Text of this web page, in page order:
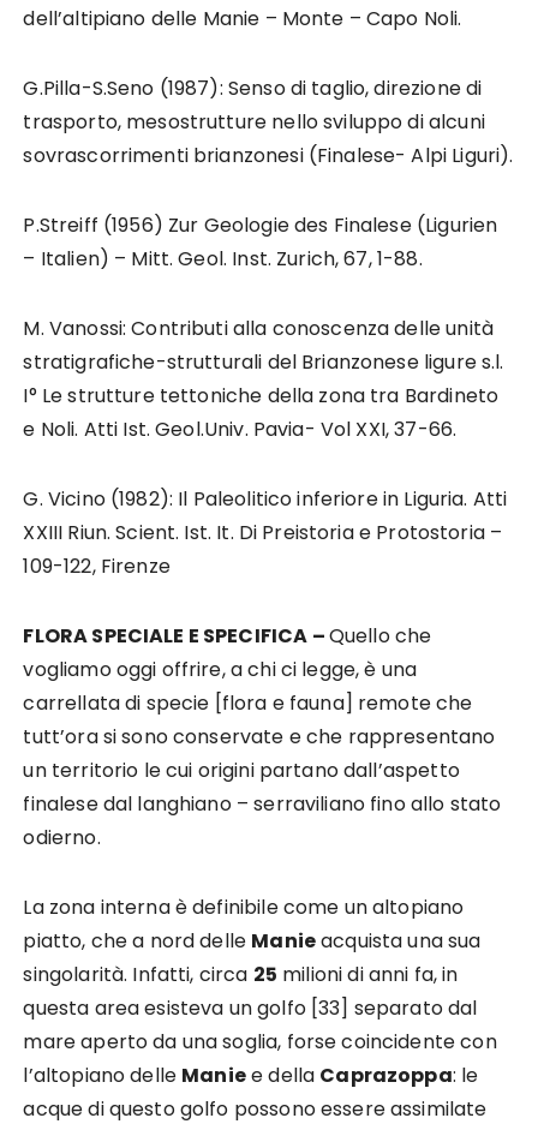
dell’altipiano delle Manie – Monte – Capo Noli.
G.Pilla-S.Seno (1987): Senso di taglio, direzione di
trasporto, mesostrutture nello sviluppo di alcuni
sovrascorrimenti brianzonesi (Finalese- Alpi Liguri).
P.Streiff (1956) Zur Geologie des Finalese (Ligurien
– Italien) – Mitt. Geol. Inst. Zurich, 67, 1-88.
M. Vanossi: Contributi alla conoscenza delle unità
stratigrafiche-strutturali del Brianzonese ligure s.l.
I° Le strutture tettoniche della zona tra Bardineto
e Noli. Atti Ist. Geol.Univ. Pavia- Vol XXI, 37-66.
G. Vicino (1982): Il Paleolitico inferiore in Liguria. Atti
XXIII Riun. Scient. Ist. It. Di Preistoria e Protostoria –
109-122, Firenze
FLORA SPECIALE E SPECIFICA –Quello che
vogliamo oggi offrire, a chi ci legge, è una
carrellata di specie [flora e fauna] remote che
tutt’ora si sono conservate e che rappresentano
un territorio le cui origini partano dall’aspetto
finalese dal langhiano – serraviliano fino allo stato
odierno.
La zona interna è definibile come un altopiano
piatto, che a nord delle Manieacquista una sua
singolarità. Infatti, circa 25 milioni di anni fa, in
questa area esisteva un golfo [33] separato dal
mare aperto da una soglia, forse coincidente con
l’altopiano delle Maniee della Caprazoppa: le
acque di questo golfo possono essere assimilate